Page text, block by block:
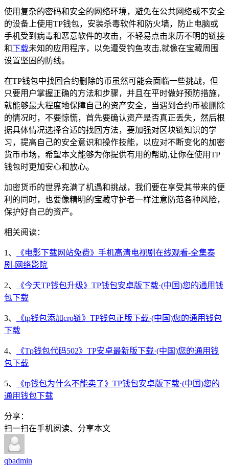
使用复杂的密码和安全的网络环境，避免在公共网络或不安全
的设备上使用TP钱包，安装杀毒软件和防火墙，防止电脑或
手机受到病毒和恶意软件的攻击，不轻易点击来历不明的链接
和 下载未知的应用程序，以免遭受钓鱼攻击,就像在宝藏周围
设置坚固的防线。
在TP钱包中找回合约删除的币虽然可能会面临一些挑战，但
只要用户掌握正确的方法和步骤，并且在平时做好预防措施，
就能够最大程度地保障自己的资产安全，当遇到合约币被删除
的情况时，不要惊慌，首先要确认资产是否真正丢失，然后根
据具体情况选择合适的找回方法，要加强对区块链知识的学
习，提高自己的安全意识和操作技能，以应对不断变化的加密
货币市场，希望本文能够为你提供有用的帮助,让你在使用TP
钱包时更加安心和放心。
加密货币的世界充满了机遇和挑战，我们要在享受其带来的便
利的同时，也要像精明的宝藏守护者一样注意防范各种风险，
保护好自己的资产。
相关阅读：
1、
《电影下载网站免费》手机高清电视剧在线观看-全集泰
剧-网络影院
2、
《今天TP钱包升级》TP钱包安卓版下载·(中国)您的通用钱
包下载
3、
《tp钱包添加cro链》TP钱包正版下载·(中国)您的通用钱包
下载
4、
《Tp钱包代码502》TP安卓最新版下载·(中国)您的通用钱
包下载
5、
《tp钱包为什么不能卖了》TP钱包安卓版下载·(中国)您的
通用钱包下载
分享：
扫一扫在手机阅读、分享本文
qbadmin